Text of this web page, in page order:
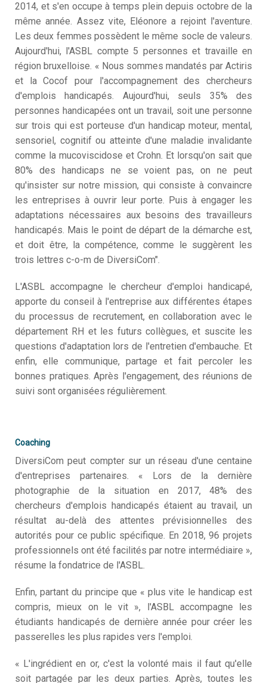
2014, et s'en occupe à temps plein depuis octobre de la
même année. Assez vite, Eléonore a rejoint l'aventure.
Les deux femmes possèdent le même socle de valeurs.
Aujourd'hui, l'ASBL compte 5 personnes et travaille en
région bruxelloise. « Nous sommes mandatés par Actiris
et la Cocof pour l'accompagnement des chercheurs
d'emplois handicapés. Aujourd'hui, seuls 35% des
personnes handicapées ont un travail, soit une personne
sur trois qui est porteuse d'un handicap moteur, mental,
sensoriel, cognitif ou atteinte d'une maladie invalidante
comme la mucoviscidose et Crohn. Et lorsqu'on sait que
80% des handicaps ne se voient pas, on ne peut
qu'insister sur notre mission, qui consiste à convaincre
les entreprises à ouvrir leur porte. Puis à engager les
adaptations nécessaires aux besoins des travailleurs
handicapés. Mais le point de départ de la démarche est,
et doit être, la compétence, comme le suggèrent les
trois lettres c-o-m de DiversiCom".
L'ASBL accompagne le chercheur d'emploi handicapé,
apporte du conseil à l'entreprise aux différentes étapes
du processus de recrutement, en collaboration avec le
département RH et les futurs collègues, et suscite les
questions d'adaptation lors de l'entretien d'embauche. Et
enfin, elle communique, partage et fait percoler les
bonnes pratiques. Après l'engagement, des réunions de
suivi sont organisées régulièrement.
Coaching
DiversiCom peut compter sur un réseau d'une centaine
d'entreprises partenaires. « Lors de la dernière
photographie de la situation en 2017, 48% des
chercheurs d'emplois handicapés étaient au travail, un
résultat au-delà des attentes prévisionnelles des
autorités pour ce public spécifique. En 2018, 96 projets
professionnels ont été facilités par notre intermédiaire »,
résume la fondatrice de l'ASBL.
Enfin, partant du principe que « plus vite le handicap est
compris, mieux on le vit », l'ASBL accompagne les
étudiants handicapés de dernière année pour créer les
passerelles les plus rapides vers l'emploi.
« L'ingrédient en or, c'est la volonté mais il faut qu'elle
soit partagée par les deux parties. Après, toutes les